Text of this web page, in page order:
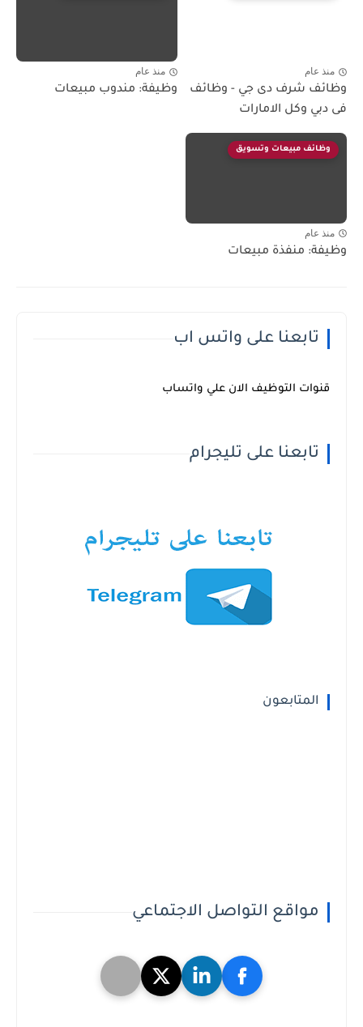
منذ عام
وظائف شرف دى جي - وظائف
فى دبي وكل الامارات
منذ عام
وظيفة: مندوب مبيعات
وظائف مبيعات وتسويق
منذ عام
وظيفة: منفذة مبيعات
تابعنا على واتس اب
قنوات التوظيف الان علي واتساب
تابعنا على تليجرام
المتابعون
مواقع التواصل الاجتماعي